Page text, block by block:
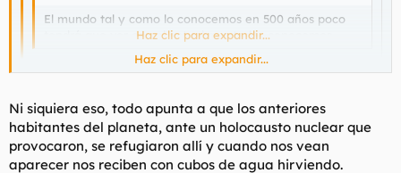
El mundo tal y como lo conocemos en 500 años poco
tendrá que ver con el actual que todos conocemos...
Haz clic para expandir...
Siempre nos quedará el interior de la tierra.
Haz clic para expandir...
Ni siquiera eso, todo apunta a que los anteriores
habitantes del planeta, ante un holocausto nuclear que
provocaron, se refugiaron allí y cuando nos vean
aparecer nos reciben con cubos de agua hirviendo.